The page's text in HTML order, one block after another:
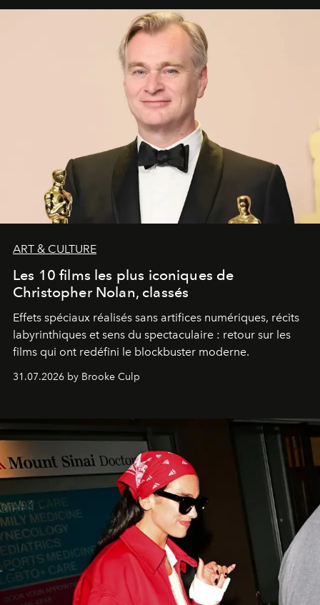
ART & CULTURE
Les 10 films les plus iconiques de
Christopher Nolan, classés
Effets spéciaux réalisés sans artifices numériques, récits
labyrinthiques et sens du spectaculaire : retour sur les
films qui ont redéfini le blockbuster moderne.
31.07.2026 by Brooke Culp